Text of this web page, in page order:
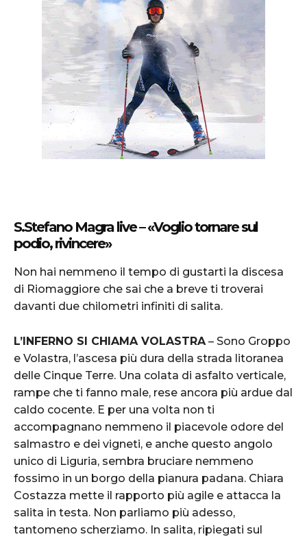
S.Stefano Magra live – «Voglio tornare sul
podio, rivincere»
Non hai nemmeno il tempo di gustarti la discesa
di Riomaggiore che sai che a breve ti troverai
davanti due chilometri infiniti di salita.
L’INFERNO SI CHIAMA VOLASTRA – Sono Groppo
e Volastra, l’ascesa più dura della strada litoranea
delle Cinque Terre. Una colata di asfalto verticale,
rampe che ti fanno male, rese ancora più ardue dal
caldo cocente. E per una volta non ti
accompagnano nemmeno il piacevole odore del
salmastro e dei vigneti, e anche questo angolo
unico di Liguria, sembra bruciare nemmeno
fossimo in un borgo della pianura padana. Chiara
Costazza mette il rapporto più agile e attacca la
salita in testa. Non parliamo più adesso,
tantomeno scherziamo. In salita, ripiegati sul